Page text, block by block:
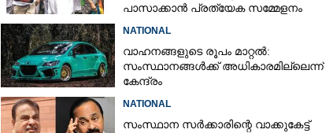
പാസാക്കാൻ പ്രത്യേക സമ്മേളനം
NATIONAL
വാഹനങ്ങളുടെ രൂപം മാറ്റൽ:
സംസ്ഥാനങ്ങൾക്ക് അധികാരമില്ലെന്ന്
കേന്ദ്രം
NATIONAL
സംസ്ഥാന സർക്കാരിന്റെ വാക്കുകേട്ട്